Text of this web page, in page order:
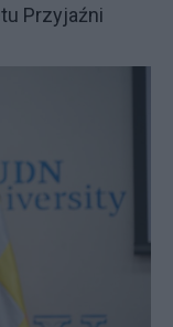
Przyjaźni